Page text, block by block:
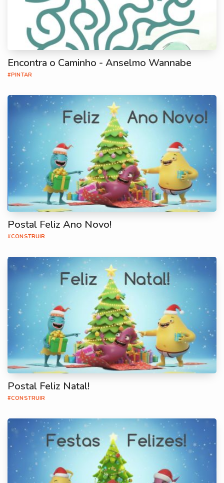
Encontra o Caminho - Anselmo Wannabe
#PINTAR
Postal Feliz Ano Novo!
#CONSTRUIR
Postal Feliz Natal!
#CONSTRUIR